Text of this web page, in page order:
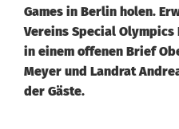
Games in Berlin holen.
Vereins Special Olympics
in einem offenen Brief
Meyer und Landrat
der Gäste.